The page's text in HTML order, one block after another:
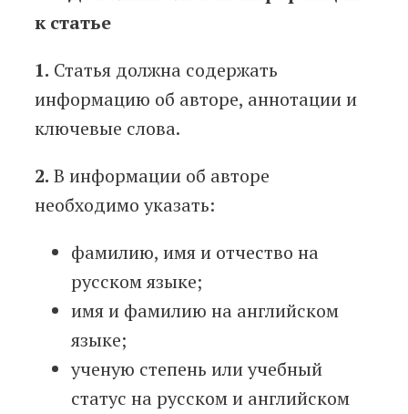
к статье
1. Статья должна содержать
информацию об авторе, аннотации и
ключевые слова.
2. В информации об авторе
необходимо указать:
фамилию, имя и отчество на
русском языке;
имя и фамилию на английском
языке;
ученую степень или учебный
статус на русском и английском